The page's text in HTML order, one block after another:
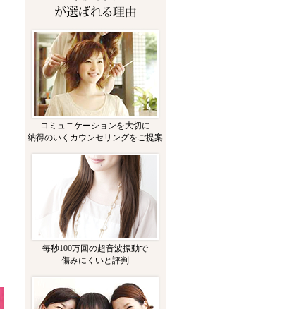
コミュニケーションを大切に
納得のいくカウンセリングをご提案
毎秒100万回の超音波振動で
傷みにくいと評判